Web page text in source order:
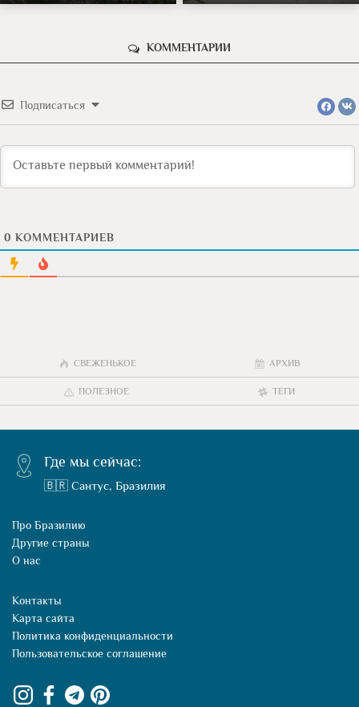
КОММЕНТАРИИ
Подписаться
0 КОММЕНТАРИЕВ
СВЕЖЕНЬКОЕ АРХИВ
ПОЛЕЗНОЕ ТЕГИ
Где мы сейчас:
🇧🇷 Сантус, Бразилия
Про Бразилию
Другие страны
О нас
Контакты
Карта сайта
Политика конфиденциальности
Пользовательское соглашение